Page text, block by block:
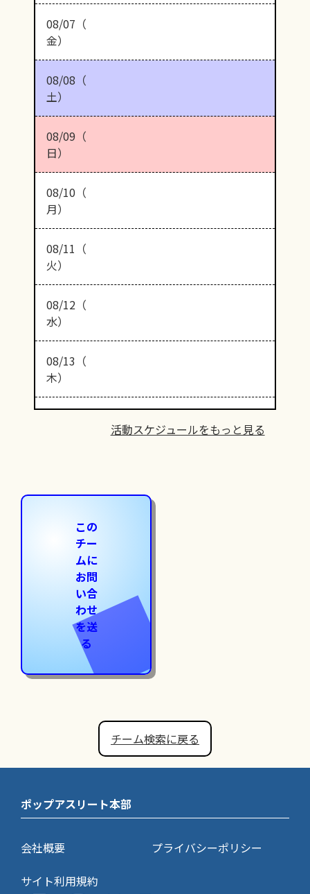
08/07（
金）
08/08（
土）
08/09（
日）
08/10（
月）
08/11（
火）
08/12（
水）
08/13（
木）
活動スケジュールをもっと見る
この
チー
ムに
お問
い合
わせ
を送
る
チーム検索に戻る
ポップアスリート本部
会社概要
プライバシーポリシー
サイト利用規約